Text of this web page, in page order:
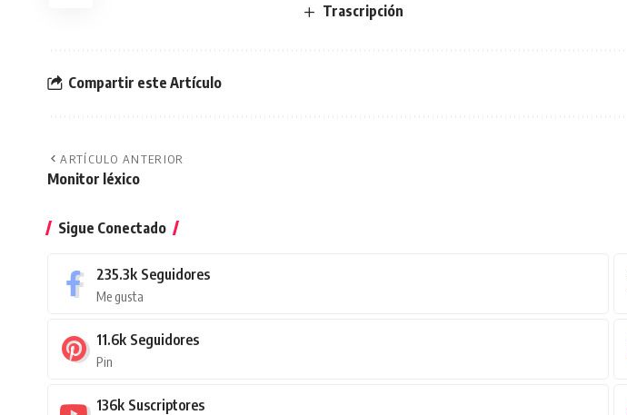
Trascripción
Compartir este Artículo
ARTÍCULO ANTERIOR
Monitor léxico
Sigue Conectado
235.3k Seguidores
Me gusta
11.6k Seguidores
Pin
136k Suscriptores